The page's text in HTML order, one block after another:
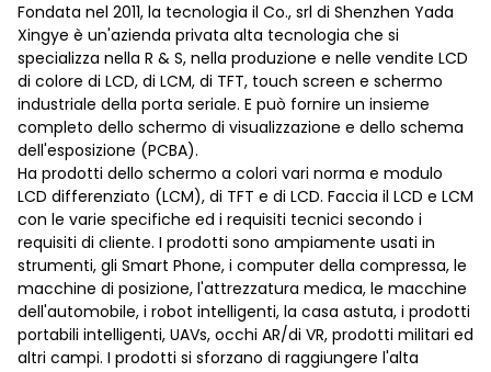
Fondata nel 2011, la tecnologia il Co., srl di Shenzhen Yada
Xingye è un'azienda privata alta tecnologia che si
specializza nella R & S, nella produzione e nelle vendite LCD
di colore di LCD, di LCM, di TFT, touch screen e schermo
industriale della porta seriale. E può fornire un insieme
completo dello schermo di visualizzazione e dello schema
dell'esposizione (PCBA).
Ha prodotti dello schermo a colori vari norma e modulo
LCD differenziato (LCM), di TFT e di LCD. Faccia il LCD e LCM
con le varie specifiche ed i requisiti tecnici secondo i
requisiti di cliente. I prodotti sono ampiamente usati in
strumenti, gli Smart Phone, i computer della compressa, le
macchine di posizione, l'attrezzatura medica, le macchine
dell'automobile, i robot intelligenti, la casa astuta, i prodotti
portabili intelligenti, UAVs, occhi AR/di VR, prodotti militari ed
altri campi. I prodotti si sforzano di raggiungere l'alta